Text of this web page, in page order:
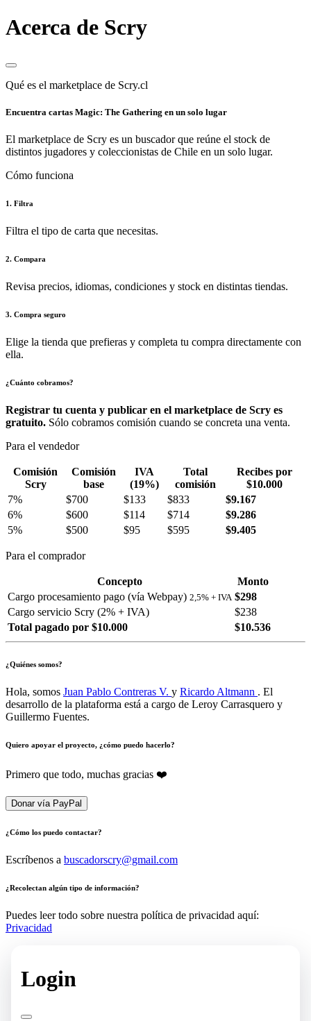
Acerca de Scry
Qué es el marketplace de Scry.cl
Encuentra cartas Magic: The Gathering en un solo lugar
El marketplace de Scry es un buscador que reúne el stock de
distintos jugadores y coleccionistas de Chile en un solo lugar.
Cómo funciona
1. Filtra
Filtra el tipo de carta que necesitas.
2. Compara
Revisa precios, idiomas, condiciones y stock en distintas tiendas.
3. Compra seguro
Elige la tienda que prefieras y completa tu compra directamente con
ella.
¿Cuánto cobramos?
Registrar tu cuenta y publicar en el marketplace de Scry es
gratuito. Sólo cobramos comisión cuando se concreta una venta.
Para el vendedor
Comisión
Scry
Comisión
base
IVA
(19%)
Total
comisión
Recibes por
$10.000
7%
$700 $133 $833
$9.167
6%
$600 $114 $714
$9.286
5%
$500 $95 $595 $9.405
Para el comprador
Concepto
Monto
Cargo procesamiento pago (vía Webpay) 2,5% + IVA $298
Cargo servicio Scry (2% + IVA)
$238
Total pagado por $10.000
$10.536
¿Quiénes somos?
Hola, somos Juan Pablo Contreras V. y Ricardo Altmann . El
desarrollo de la plataforma está a cargo de Leroy Carrasquero y
Guillermo Fuentes.
Quiero apoyar el proyecto, ¿cómo puedo hacerlo?
Primero que todo, muchas gracias ❤️
Donar vía PayPal
¿Cómo los puedo contactar?
Escríbenos a buscadorscry@gmail.com
¿Recolectan algún tipo de información?
Puedes leer todo sobre nuestra política de privacidad aquí:
Privacidad
Login